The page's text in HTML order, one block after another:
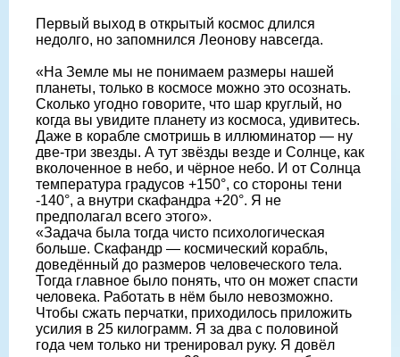
Первый выход в открытый космос длился
недолго, но запомнился Леонову навсегда.
«На Земле мы не понимаем размеры нашей
планеты, только в космосе можно это осознать.
Сколько угодно говорите, что шар круглый, но
когда вы увидите планету из космоса, удивитесь.
Даже в корабле смотришь в иллюминатор — ну
две-три звезды. А тут звёзды везде и Солнце, как
вколоченное в небо, и чёрное небо. И от Солнца
температура градусов +150°, со стороны тени
-140°, а внутри скафандра +20°. Я не
предполагал всего этого».
«Задача была тогда чисто психологическая
больше. Скафандр — космический корабль,
доведённый до размеров человеческого тела.
Тогда главное было понять, что он может спасти
человека. Работать в нём было невозможно.
Чтобы сжать перчатки, приходилось приложить
усилия в 25 килограмм. Я за два с половиной
года чем только ни тренировал руку. Я довёл